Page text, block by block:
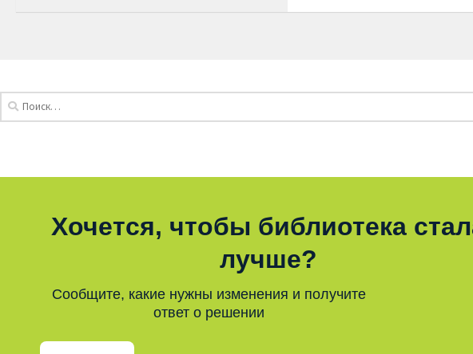
Хочется, чтобы библиотека
лучше?
Сообщите, какие нужны изменения и получите
ответ о решении